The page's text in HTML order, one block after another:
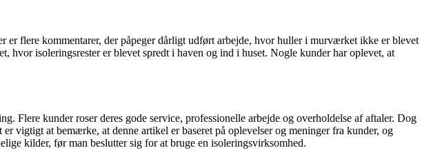
er flere kommentarer, der påpeger dårligt udført arbejde, hvor huller i murværket ikke er blevet
hvor isoleringsrester er blevet spredt i haven og ind i huset. Nogle kunder har oplevet, at
Flere kunder roser deres gode service, professionelle arbejde og overholdelse af aftaler. Dog
vigtigt at bemærke, at denne artikel er baseret på oplevelser og meninger fra kunder, og
kilder, før man beslutter sig for at bruge en isoleringsvirksomhed.